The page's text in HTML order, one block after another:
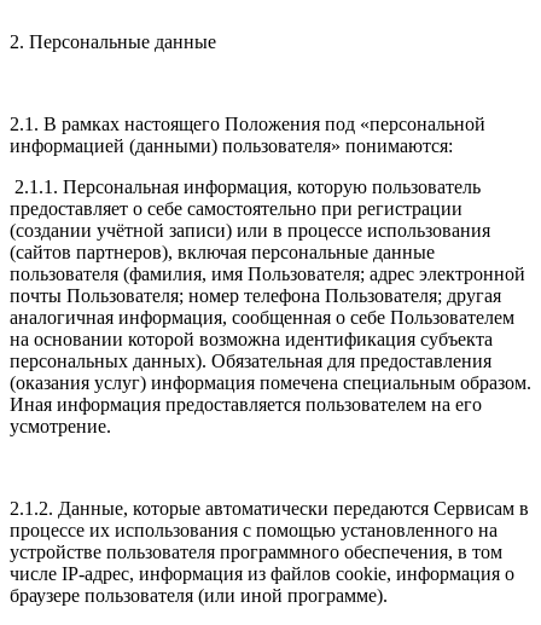
2. Персональные данные
2.1. В рамках настоящего Положения под «персональной
информацией (данными) пользователя» понимаются:
2.1.1. Персональная информация, которую пользователь
предоставляет о себе самостоятельно при регистрации
(создании учётной записи) или в процессе использования
(сайтов партнеров), включая персональные данные
пользователя (фамилия, имя Пользователя; адрес электронной
почты Пользователя; номер телефона Пользователя; другая
аналогичная информация, сообщенная о себе Пользователем
на основании которой возможна идентификация субъекта
персональных данных). Обязательная для предоставления
(оказания услуг) информация помечена специальным образом.
Иная информация предоставляется пользователем на его
усмотрение.
2.1.2. Данные, которые автоматически передаются Сервисам в
процессе их использования с помощью установленного на
устройстве пользователя программного обеспечения, в том
числе IP-адрес, информация из файлов cookie, информация о
браузере пользователя (или иной программе).